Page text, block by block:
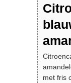
met fris